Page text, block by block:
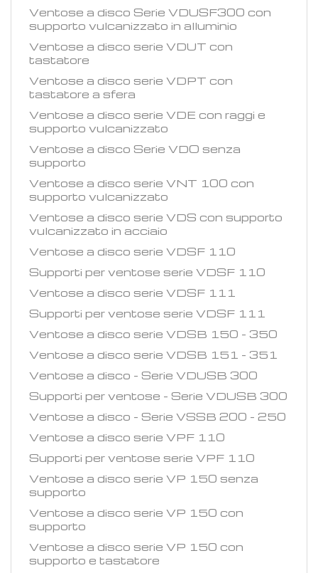
Ventose a disco Serie VDUSF300 con
supporto vulcanizzato in alluminio
Ventose a disco serie VDUT con
tastatore
Ventose a disco serie VDPT con
tastatore a sfera
Ventose a disco serie VDE con raggi e
supporto vulcanizzato
Ventose a disco Serie VDO senza
supporto
Ventose a disco serie VNT 100 con
supporto vulcanizzato
Ventose a disco serie VDS con supporto
vulcanizzato in acciaio
Ventose a disco serie VDSF 110
Supporti per ventose serie VDSF 110
Ventose a disco serie VDSF 111
Supporti per ventose serie VDSF 111
Ventose a disco serie VDSB 150 - 350
Ventose a disco serie VDSB 151 - 351
Ventose a disco - Serie VDUSB 300
Supporti per ventose - Serie VDUSB 300
Ventose a disco - Serie VSSB 200 - 250
Ventose a disco serie VPF 110
Supporti per ventose serie VPF 110
Ventose a disco serie VP 150 senza
supporto
Ventose a disco serie VP 150 con
supporto
Ventose a disco serie VP 150 con
supporto e tastatore